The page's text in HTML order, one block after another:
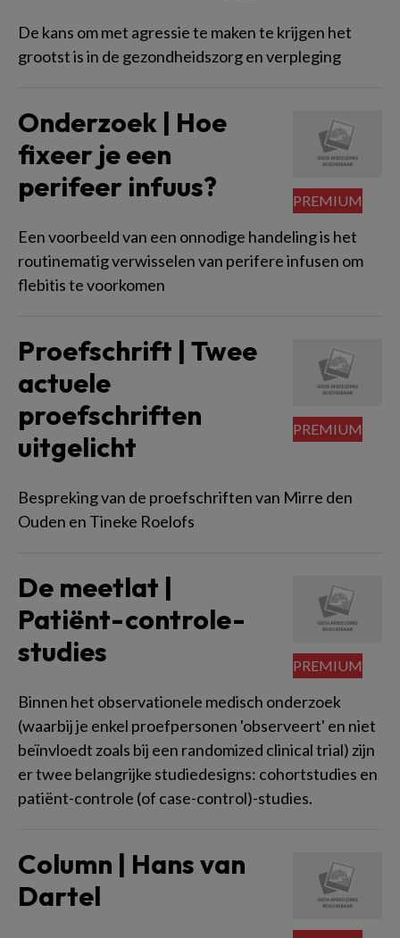
De kans om met agressie te maken te krijgen het
grootst is in de gezondheidszorg en verpleging
Onderzoek | Hoe
fixeer je een
perifeer infuus?
Een voorbeeld van een onnodige handeling is het
routinematig verwisselen van perifere infusen om
flebitis te voorkomen
Proefschrift | Twee
actuele
proefschriften
uitgelicht
Bespreking van de proefschriften van Mirre den
Ouden en Tineke Roelofs
De meetlat |
Patiënt-controle-
studies
Binnen het observationele medisch onderzoek
(waarbij je enkel proefpersonen 'observeert' en niet
beïnvloedt zoals bij een randomized clinical trial) zijn
er twee belangrijke studiedesigns: cohortstudies en
patiënt-controle (of case-control)-studies.
Column | Hans van
Dartel